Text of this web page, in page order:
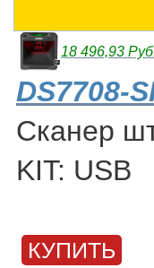
18 496,93
DS7708-
Сканер
KIT: USB
КУПИТЬ